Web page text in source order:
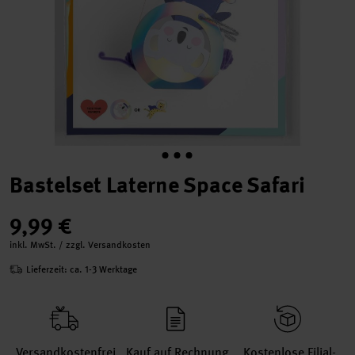
Bastelset Laterne Space Safari
9,99 €
inkl. MwSt. / zzgl. Versandkosten
Lieferzeit: ca. 1-3 Werktage